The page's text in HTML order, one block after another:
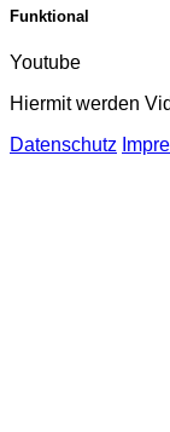
Funktional
Youtube
Hiermit werden
Datenschutz